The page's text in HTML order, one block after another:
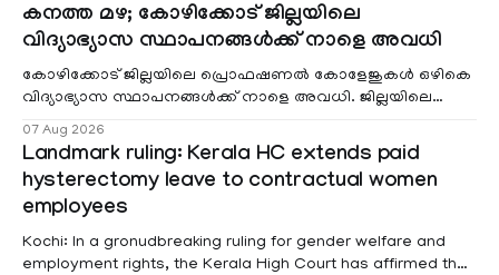
കനത്ത മഴ; കോഴിക്കോട് ജില്ലയിലെ
വിദ്യാഭ്യാസ സ്ഥാപനങ്ങൾക്ക് നാളെ അവധി
കോഴിക്കോട് ജില്ലയിലെ പ്രൊഫഷണൽ കോളേജുകൾ ഒഴികെ
വിദ്യാഭ്യാസ സ്ഥാപനങ്ങൾക്ക് നാളെ അവധി. ജില്ലയിലെ
07 Aug 2026
Landmark ruling: Kerala HC extends paid
hysterectomy leave to contractual women
employees
Kochi: In a gronudbreaking ruling for gender welfare and
employment rights, the Kerala High Court has affirmed that